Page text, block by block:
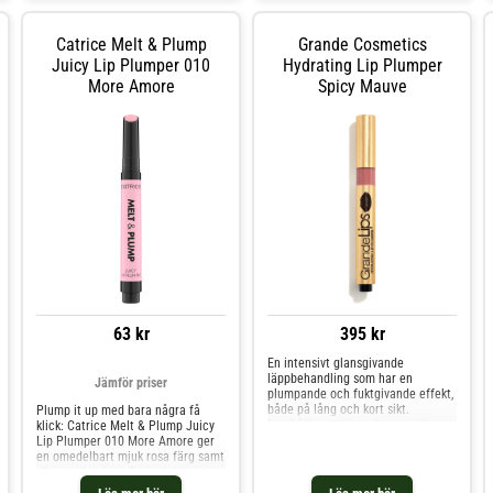
fettsyror och c-vitamin för slätare
läppar Druvkärnolja: känd för sina
anti-aging-egenskaper Goji: främjar
kollagenproduktionen och hjälper
till att bibehålla hudens fuktVegan
: Produkter tillverkade med
ingredienser med naturligt
Catrice Melt & Plump
Juicy Lip Plumper 010
More Amore
63 kr
Jämför priser
Plump it up med bara några få
klick: Catrice Melt & Plump Juicy
Lip Plumper 010 More Amore ger
en omedelbart mjuk rosa färg samt
glans och volym. Den mjuka
konsistensen glider lätt på
Grande Cosmetics
Hydrating Lip Plumper
Spicy Mauve
395 kr
En intensivt glansgivande
läppbehandling som har en
plumpande och fuktgivande effekt,
både på lång och kort sikt.
kollagenproduktionen och har en